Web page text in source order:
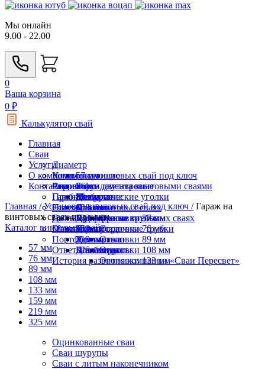
Мы онлайн
9.00 - 22.00
0
Ваша корзина
0 ₽
Калькулятор свай
Главная
Сваи
Диаметр
57 мм
76 мм
89 мм
108 мм
133 мм
159 мм
219 мм
325 мм
Комплектующие
Балки двутавровые
Металлические уголки
Оголовки
Оголовки 57 мм
Оголовки 76 мм
Оголовки 89 мм
Оголовки 108 мм
Оголовки 133 мм
Профильные трубы
Термоусадочные трубки
Удлинители
Швеллеры
Строение
Для дома
Для бани
Для террасы
Для забора
Для гаража
Для беседки
Услуги
Установка винтовых свай под ключ
Ремонт фундамента винтовыми сваями
Пробное бурение
Навесы на винтовых сваях
Дачные домики на винтовых сваях
Мангалы
О компании
Акции
Гарантии
Статьи
Госты
Отзывы
Портфолио
Ответы на вопросы
История развития компании «Сваи Пересвет»
Контакты
Главная / Установка винтовых свай под ключ /Гараж на
винтовых сваях под ключ
Каталог винтовых свай
57 мм
76 мм
89 мм
108 мм
133 мм
159 мм
219 мм
325 мм
Оцинкованные сваи
Сваи шурупы
Сваи с литым наконечником